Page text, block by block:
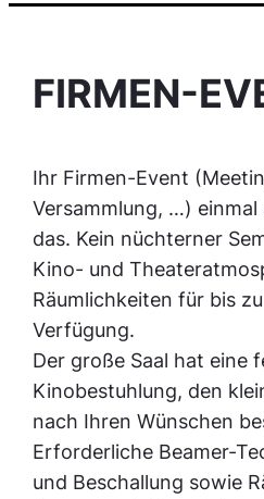
FIRMEN-
Ihr Firmen-Event
Versammlung, …) einmal
das. Kein nüchterner
Kino- und
Räumlichkeiten für bis
Verfügung.
Der große Saal hat eine
Kinobestuhlung, den
nach Ihren Wünschen
Erforderliche Beamer-
und Beschallung sowie